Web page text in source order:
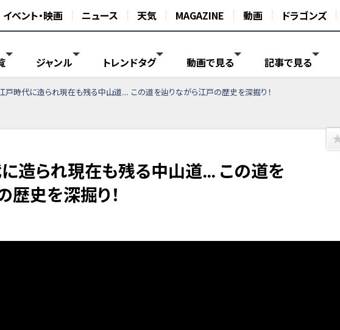
イベント・映画 ニュース 天気 MAGAZINE 動画 ドラゴンズ
ジャンル トレンドタグ 動画で見る 記事で見る
江戸時代に造られ現在も残る中山道… この道を辿りながら江戸の歴史を深掘り！
に造られ現在も残る中山道… この道を
歴史を深掘り！